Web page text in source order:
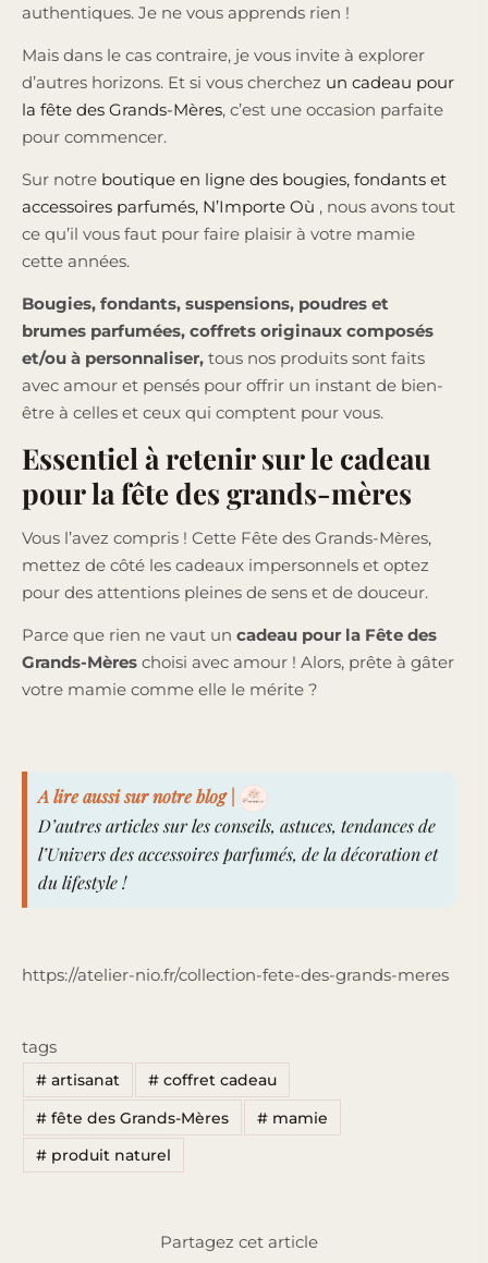
authentiques. Je ne vous apprends rien !
Mais dans le cas contraire, je vous invite à explorer
d’autres horizons. Et si vous cherchez un cadeau pour
la fête des Grands-Mères, c’est une occasion parfaite
pour commencer.
Sur notre boutique en ligne des bougies, fondants et
accessoires parfumés, N’Importe Où , nous avons tout
ce qu’il vous faut pour faire plaisir à votre mamie
cette années.
Bougies, fondants, suspensions, poudres et
brumes parfumées, coffrets originaux composés
et/ou à personnaliser, tous nos produits sont faits
avec amour et pensés pour offrir un instant de bien-
être à celles et ceux qui comptent pour vous.
Essentiel à retenir sur le cadeau
pour la fête des grands-mères
Vous l’avez compris ! Cette Fête des Grands-Mères,
mettez de côté les cadeaux impersonnels et optez
pour des attentions pleines de sens et de douceur.
Parce que rien ne vaut un cadeau pour la Fête des
Grands-Mères choisi avec amour ! Alors, prête à gâter
votre mamie comme elle le mérite ?
A lire aussi sur notre blog |
D’autres articles sur les conseils, astuces, tendances de
l’Univers des accessoires parfumés, de la décoration et
du lifestyle !
https://atelier-nio.fr/collection-fete-des-grands-meres
tags
#artisanat #coffret cadeau
#fête des Grands-Mères #mamie
#produit naturel
Partagez cet article